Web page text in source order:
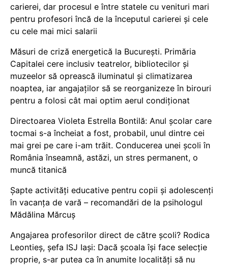
carierei, dar procesul e între statele cu venituri mari
pentru profesori încă de la începutul carierei și cele
cu cele mai mici salarii
Măsuri de criză energetică la București. Primăria
Capitalei cere inclusiv teatrelor, bibliotecilor și
muzeelor să oprească iluminatul și climatizarea
noaptea, iar angajaților să se reorganizeze în birouri
pentru a folosi cât mai optim aerul condiționat
Directoarea Violeta Estrella Bontilă: Anul școlar care
tocmai s-a încheiat a fost, probabil, unul dintre cei
mai grei pe care i-am trăit. Conducerea unei școli în
România înseamnă, astăzi, un stres permanent, o
muncă titanică
Șapte activități educative pentru copii și adolescenți
în vacanța de vară – recomandări de la psihologul
Mădălina Mărcuș
Angajarea profesorilor direct de către școli? Rodica
Leontieș, șefa ISJ Iași: Dacă școala își face selecție
proprie, s-ar putea ca în anumite localități să nu